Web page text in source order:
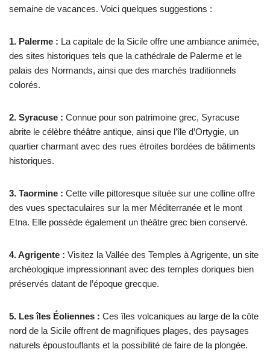
semaine de vacances. Voici quelques suggestions :
1. Palerme : La capitale de la Sicile offre une ambiance animée,
des sites historiques tels que la cathédrale de Palerme et le
palais des Normands, ainsi que des marchés traditionnels
colorés.
2. Syracuse : Connue pour son patrimoine grec, Syracuse
abrite le célèbre théâtre antique, ainsi que l’île d’Ortygie, un
quartier charmant avec des rues étroites bordées de bâtiments
historiques.
3. Taormine : Cette ville pittoresque située sur une colline offre
des vues spectaculaires sur la mer Méditerranée et le mont
Etna. Elle possède également un théâtre grec bien conservé.
4. Agrigente : Visitez la Vallée des Temples à Agrigente, un site
archéologique impressionnant avec des temples doriques bien
préservés datant de l’époque grecque.
5. Les îles Éoliennes : Ces îles volcaniques au large de la côte
nord de la Sicile offrent de magnifiques plages, des paysages
naturels époustouflants et la possibilité de faire de la plongée.